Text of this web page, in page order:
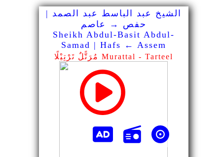
الشيخ عبد الباسط عبد الصمد |
حفص → عاصم
Sheikh Abdul-Basit Abdul-
Samad | Hafs ← Assem
مُرَتًّلٌ تَرْتِيْلًا Murattal - Tarteel